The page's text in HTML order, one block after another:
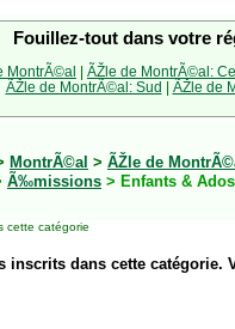
Fouillez-tout dans votre
MontrÃ©al | ÃŽle de MontrÃ©al:
ÃŽle de MontrÃ©al: Sud | ÃŽle de
MontrÃ©al > ÃŽle de
Ã‰missions > Enfants & Ados
cette catégorie
inscrits dans cette